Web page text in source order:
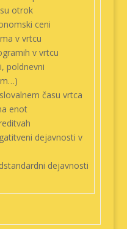
otrok
ceni
v vrtcu
v vrtcu
poldnevni
času vrtca
enot
dejavnosti v
dejavnosti